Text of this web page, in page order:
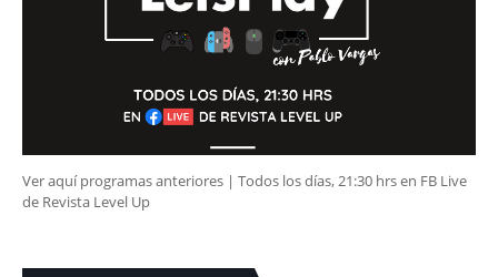
Ver aquí programas anteriores | Todos los días, 21:30 hrs en FB Live
de Revista Level Up